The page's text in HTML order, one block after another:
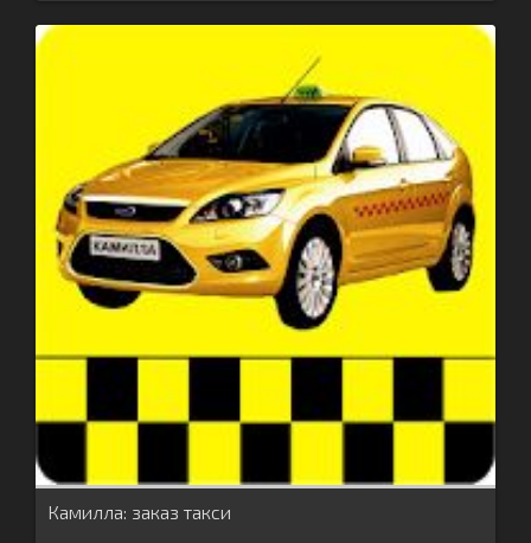
Камилла: заказ такси